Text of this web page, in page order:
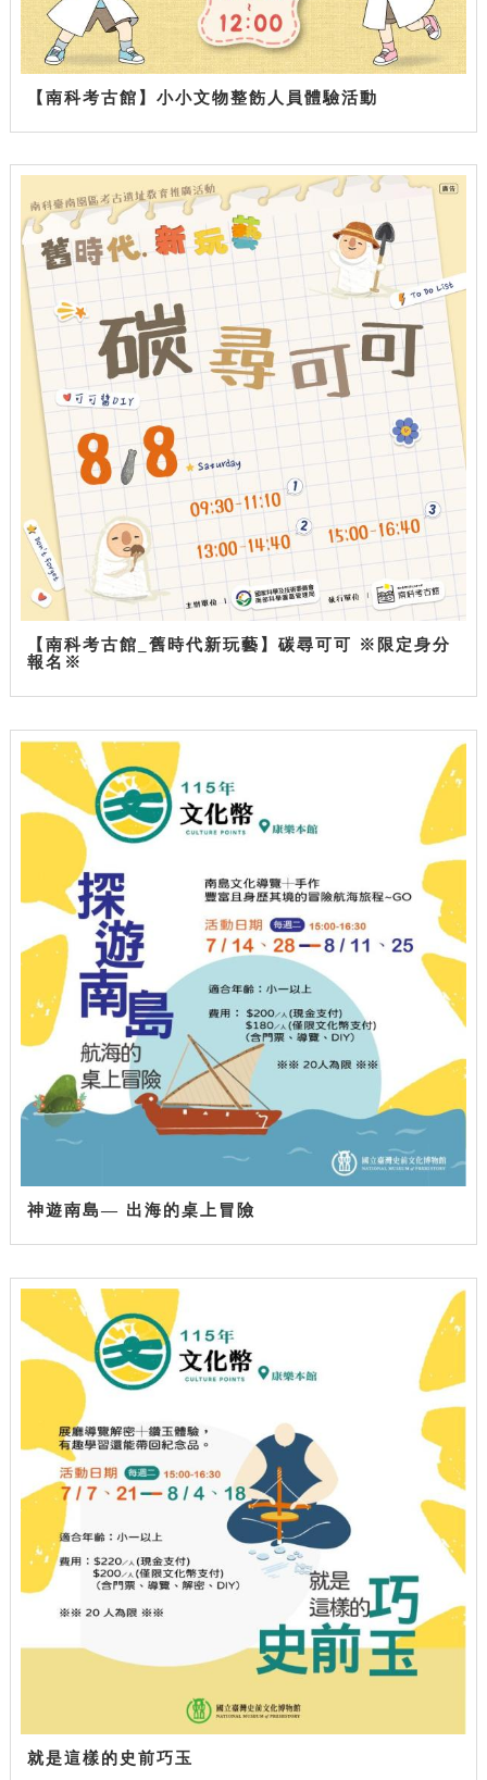
【南科考古館】小小文物整飭人員體驗活動
【南科考古館_舊時代新玩藝】碳尋可可 ※限定身分
報名※
神遊南島— 出海的桌上冒險
就是這樣的史前巧玉